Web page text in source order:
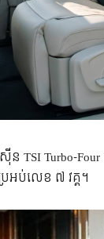
ស៊ីន TSI Turbo-
អប់​លេខ​ ៧ វគ្គ។